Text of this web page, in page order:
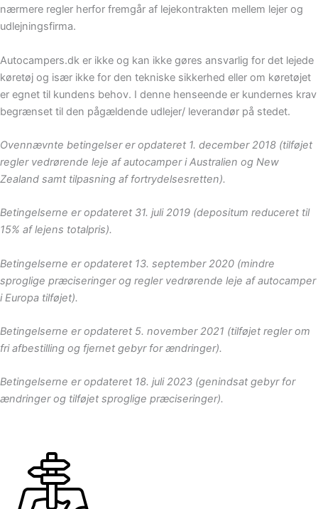
nærmere regler herfor fremgår af lejekontrakten mellem lejer og
udlejningsfirma.
Autocampers.dk er ikke og kan ikke gøres ansvarlig for det lejede
køretøj og især ikke for den tekniske sikkerhed eller om køretøjet
er egnet til kundens behov. I denne henseende er kundernes krav
begrænset til den pågældende udlejer/ leverandør på stedet.
Ovennævnte betingelser er opdateret 1. december 2018 (tilføjet
regler vedrørende leje af autocamper i Australien og New
Zealand samt tilpasning af fortrydelsesretten).
Betingelserne er opdateret 31. juli 2019 (depositum reduceret til
15% af lejens totalpris).
Betingelserne er opdateret 13. september 2020 (mindre
sproglige præciseringer og regler vedrørende leje af autocamper
i Europa tilføjet).
Betingelserne er opdateret 5. november 2021 (tilføjet regler om
fri afbestilling og fjernet gebyr for ændringer).
Betingelserne er opdateret 18. juli 2023 (genindsat gebyr for
ændringer og tilføjet sproglige præciseringer).